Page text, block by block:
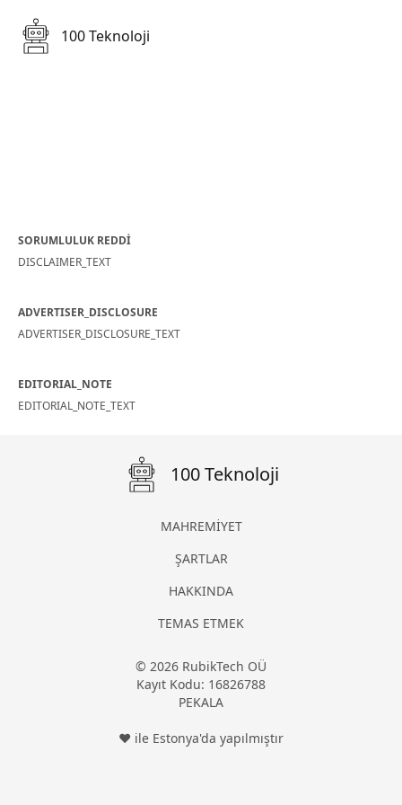
100 Teknoloji
SORUMLULUK REDDİ
DISCLAIMER_TEXT
ADVERTISER_DISCLOSURE
ADVERTISER_DISCLOSURE_TEXT
EDITORIAL_NOTE
EDITORIAL_NOTE_TEXT
100 Teknoloji
MAHREMİYET
ŞARTLAR
HAKKINDA
TEMAS ETMEK
© 2026 RubikTech OÜ
Kayıt Kodu: 16826788
PEKALA
❤ ile Estonya'da yapılmıştır